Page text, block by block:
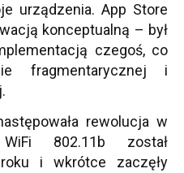
urządzenia. App Store
konceptualną – był
czegoś, co
fragmentarycznej i
rewolucja w
802.11b został
i wkrótce zaczęły